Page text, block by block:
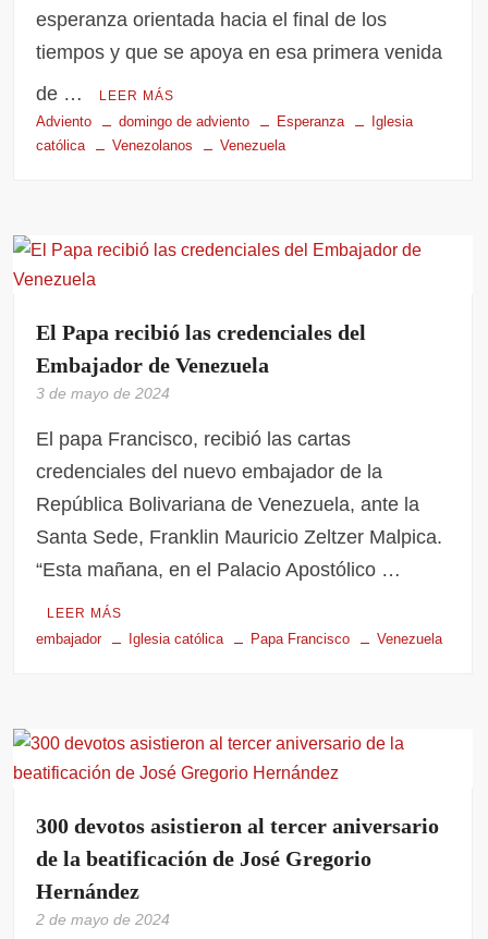
esperanza orientada hacia el final de los
tiempos y que se apoya en esa primera venida
de …
LEER MÁS
Adviento domingo de adviento Esperanza
Iglesia
católica
Venezolanos Venezuela
El Papa recibió las credenciales del
Embajador de Venezuela
3 de mayo de 2024
El papa Francisco, recibió las cartas
credenciales del nuevo embajador de la
República Bolivariana de Venezuela, ante la
Santa Sede, Franklin Mauricio Zeltzer Malpica.
‌“Esta mañana, en el Palacio Apostólico …
LEER MÁS
embajador Iglesia católica Papa Francisco Venezuela
300 devotos asistieron al tercer aniversario
de la beatificación de José Gregorio
Hernández
2 de mayo de 2024